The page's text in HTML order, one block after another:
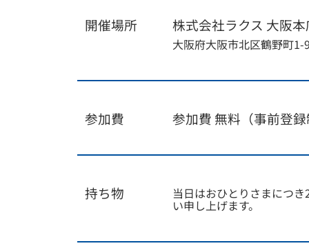
開催場所 株式会社ラクス 大阪
大阪府大阪市北区鶴野町
参加費 参加費 無料（事前登
持ち物 当日はおひとりさまにつ
い申し上げます。